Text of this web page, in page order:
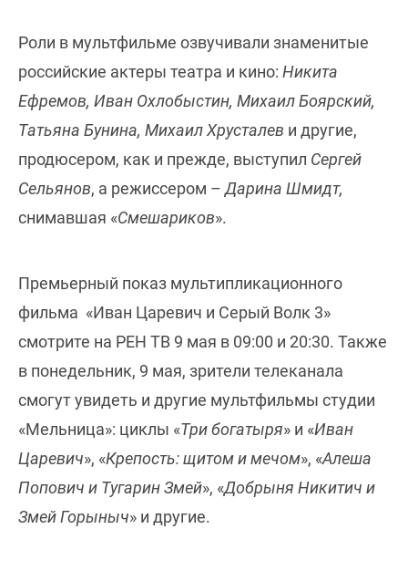
Роли в мультфильме озвучивали знаменитые
российские актеры театра и кино: Никита
Ефремов, Иван Охлобыстин, Михаил Боярский,
Татьяна Бунина, Михаил Хрусталев и другие,
продюсером, как и прежде, выступил Сергей
Сельянов, а режиссером –Дарина Шмидт,
снимавшая «Смешариков».
Премьерный показ мультипликационного
фильма «Иван Царевич и Серый Волк 3»
смотрите на РЕН ТВ 9 мая в 09:00 и 20:30. Также
в понедельник, 9 мая, зрители телеканала
смогут увидеть и другие мультфильмы студии
«Мельница»: циклы «Три богатыря» и «Иван
Царевич», «Крепость: щитом и мечом», «Алеша
Попович и Тугарин Змей», «Добрыня Никитич и
Змей Горыныч» и другие.